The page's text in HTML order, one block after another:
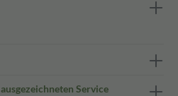
Service